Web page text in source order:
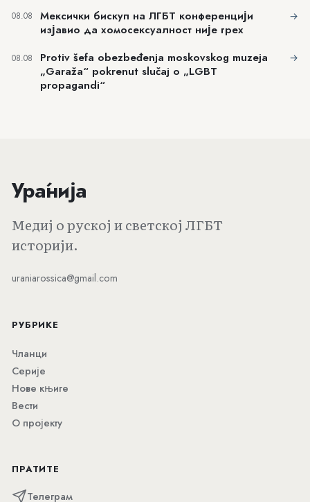
08.08
Мексички бискуп на ЛГБТ конференцији
изјавио да хомосексуалност није грех
→
08.08
Protiv šefa obezbeđenja moskovskog muzeja
„Garaža“ pokrenut slučaj o „LGBT
propagandi“
→
Ура́нија
Медиј о руској и светској ЛГБТ
историји.
uraniarossica@gmail.com
РУБРИКЕ
Чланци
Серије
Нове књиге
Вести
О пројекту
ПРАТИТЕ
Телеграм